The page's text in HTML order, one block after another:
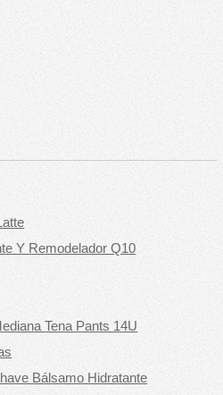
Y Remodelador Q10
Tena Pants 14U
Bálsamo Hidratante